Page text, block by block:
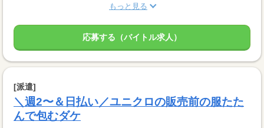
もっと見る
応募する（バイトル求人）
[派遣]
＼週2〜＆日払い／ユニクロの販売前の服たた
んで包むダケ